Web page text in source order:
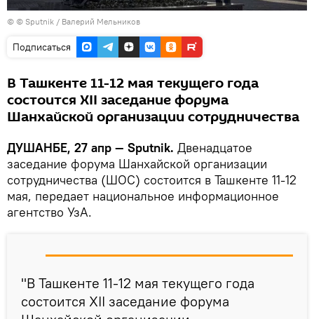
© © Sputnik / Валерий Мельников
Подписаться
В Ташкенте 11-12 мая текущего года
состоится XII заседание форума
Шанхайской организации сотрудничества
ДУШАНБЕ, 27 апр — Sputnik. Двенадцатое
заседание форума Шанхайской организации
сотрудничества (ШОС) состоится в Ташкенте 11-12
мая, передает национальное информационное
агентство УзА.
"В Ташкенте 11-12 мая текущего года
состоится XII заседание форума